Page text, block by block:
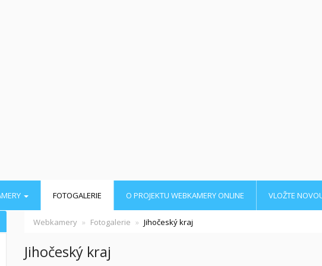
FOTOGALERIE O PROJEKTU WEBKAMERY ONLINE VLOŽTE
Webkamery Fotogalerie Jihočeský kraj
Jihočeský kraj